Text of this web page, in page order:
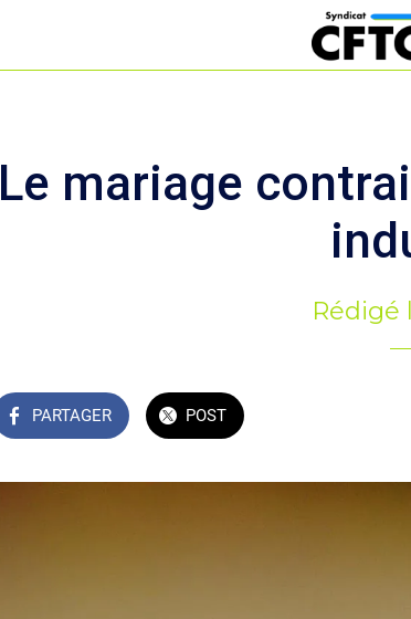
Le mariage
Rédigé
PARTAGER POST